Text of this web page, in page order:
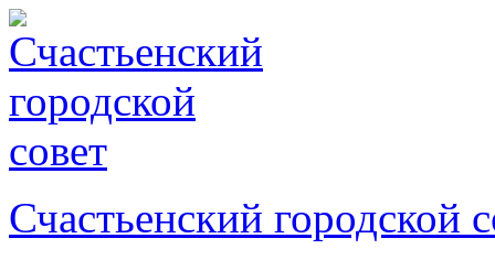
Счастьенский городской